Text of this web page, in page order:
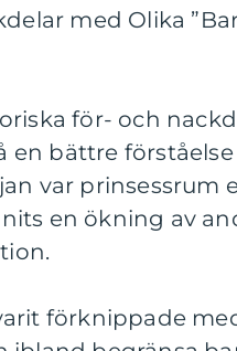
med Olika
för- och
en bättre
var prinsessrum
en ökning av
förknippade